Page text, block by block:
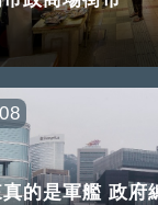
的是軍艦 政府